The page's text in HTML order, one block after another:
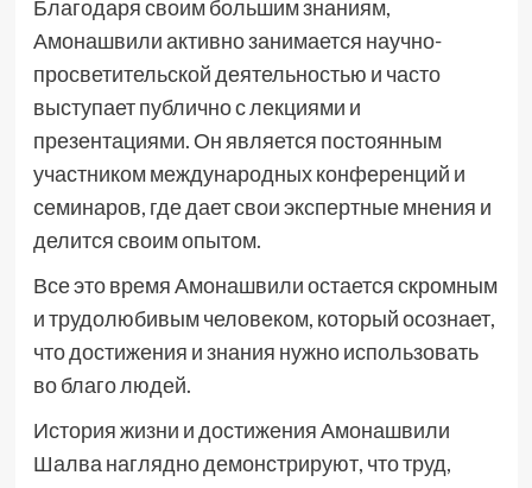
Благодаря своим большим знаниям,
Амонашвили активно занимается научно-
просветительской деятельностью и часто
выступает публично с лекциями и
презентациями. Он является постоянным
участником международных конференций и
семинаров, где дает свои экспертные мнения и
делится своим опытом.
Все это время Амонашвили остается скромным
и трудолюбивым человеком, который осознает,
что достижения и знания нужно использовать
во благо людей.
История жизни и достижения Амонашвили
Шалва наглядно демонстрируют, что труд,